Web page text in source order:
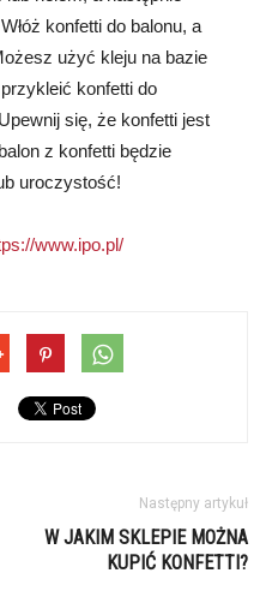
konfetti do balonu, a
użyć kleju na bazie
konfetti do
się, że konfetti jest
z konfetti będzie
uroczystość!
www.ipo.pl/
Następny artykuł
W JAKIM SKLEPIE MOŻNA
KUPIĆ KONFETTI?